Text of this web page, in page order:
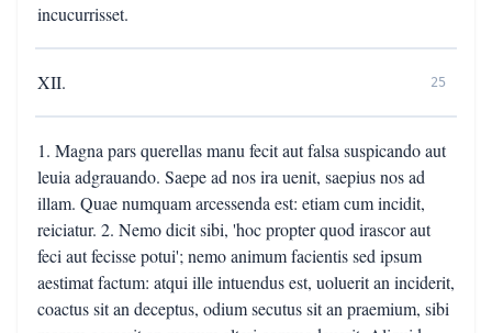
incucurrisset.
XII. 25
1. Magna pars querellas manu fecit aut falsa suspicando aut
leuia adgrauando. Saepe ad nos ira uenit, saepius nos ad
illam. Quae numquam arcessenda est: etiam cum incidit,
reiciatur. 2. Nemo dicit sibi, 'hoc propter quod irascor aut
feci aut fecisse potui'; nemo animum facientis sed ipsum
aestimat factum: atqui ille intuendus est, uoluerit an inciderit,
coactus sit an deceptus, odium secutus sit an praemium, sibi